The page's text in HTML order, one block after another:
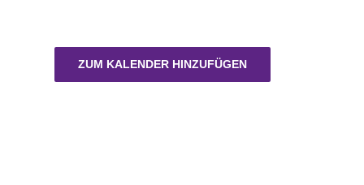
ZUM KALENDER HINZUFÜGEN